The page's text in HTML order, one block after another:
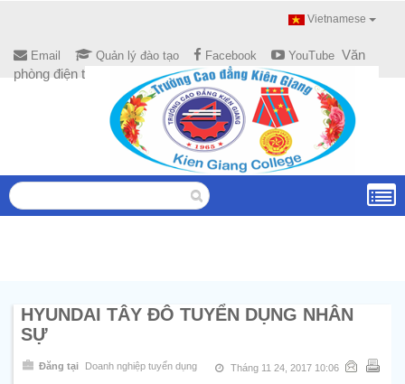
Vietnamese
Email Quản lý đào tạo Facebook YouTube Văn
phòng điện tử
HYUNDAI TÂY ĐÔ TUYỂN DỤNG NHÂN
SỰ
Đăng tại Doanh nghiệp tuyển dụng Tháng 11 24, 2017 10:06